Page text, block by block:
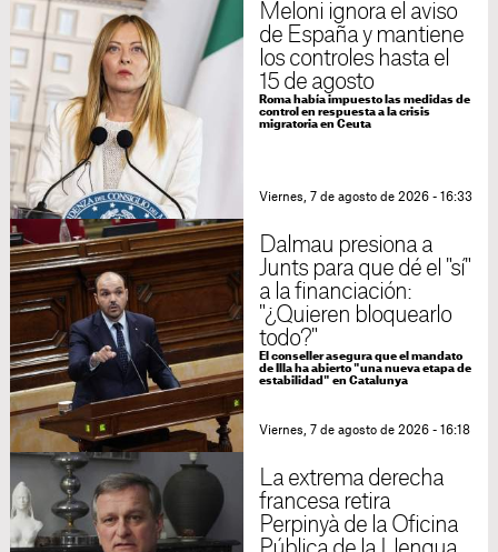
Meloni ignora el aviso
de España y mantiene
los controles hasta el
15 de agosto
Roma había impuesto las medidas de
control en respuesta a la crisis
migratoria en Ceuta
Viernes, 7 de agosto de 2026 - 16:33
Dalmau presiona a
Junts para que dé el "sí"
a la financiación:
"¿Quieren bloquearlo
todo?"
El conseller asegura que el mandato
de Illa ha abierto "una nueva etapa de
estabilidad" en Catalunya
Viernes, 7 de agosto de 2026 - 16:18
La extrema derecha
francesa retira
Perpinyà de la Oficina